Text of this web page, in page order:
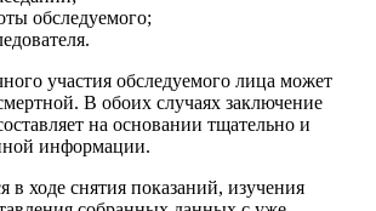
обследуемого;
участия обследуемого лица может
В обоих случаях заключение
на основании тщательно и
информации.
в ходе снятия показаний, изучения